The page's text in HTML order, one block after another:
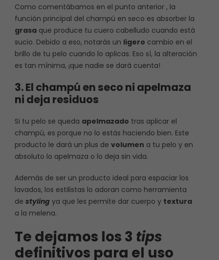
Como comentábamos en el punto anterior , la
función principal del champú en seco es absorber la
grasa que produce tu cuero cabelludo cuando está
sucio. Debido a eso, notarás un ligero cambio en el
brillo de tu pelo cuando lo aplicas. Eso sí, la alteración
es tan mínima, ¡que nadie se dará cuenta!
3. El champú en seco ni apelmaza
ni deja residuos
Si tu pelo se queda apelmazado tras aplicar el
champú, es porque no lo estás haciendo bien. Este
producto le dará un plus de volumen a tu pelo y en
absoluto lo apelmaza o lo deja sin vida.
Además de ser un producto ideal para espaciar los
lavados, los estilistas lo adoran como herramienta
de styling ya que les permite dar cuerpo y textura
a la melena.
Te dejamos los 3 tips
definitivos para el uso